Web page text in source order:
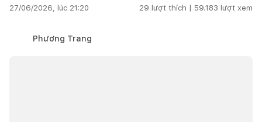
27/06/2026, lúc 21:20 29 lượt thích | 59.183 lượt xem
Phương Trang